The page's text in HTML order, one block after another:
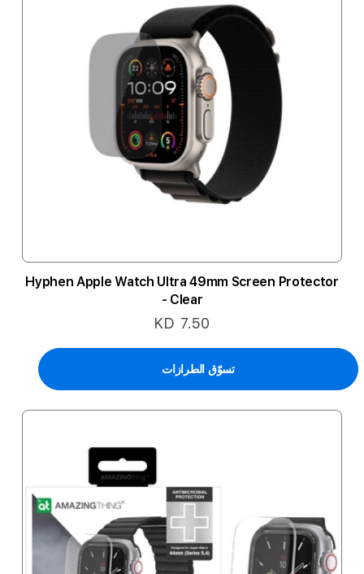
Hyphen Apple Watch Ultra 49mm Screen Protector
- Clear
KD 7.50
تسوّق الطرازات